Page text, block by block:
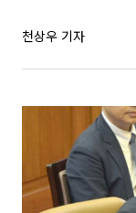
천상우 기자